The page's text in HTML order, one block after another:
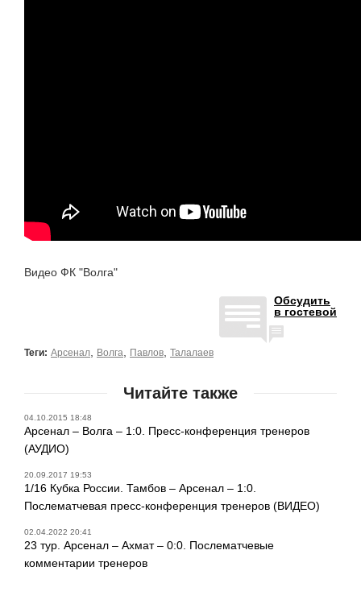
Видео ФК "Волга"
Обсудить
в гостевой
Теги: Арсенал Волга Павлов Талалаев
Читайте также
04.10.2015 18:48
Арсенал – Волга – 1:0. Пресс-конференция тренеров
(АУДИО)
20.09.2017 19:53
1/16 Кубка России. Тамбов – Арсенал – 1:0.
Послематчевая пресс-конференция тренеров (ВИДЕО)
02.04.2022 20:41
23 тур. Арсенал – Ахмат – 0:0. Послематчевые
комментарии тренеров